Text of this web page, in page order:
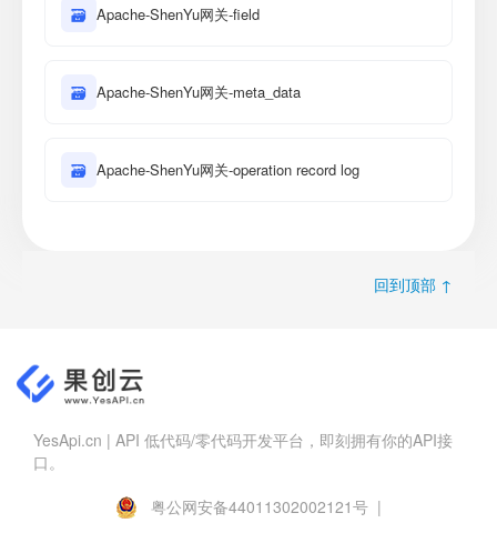
🗃 Apache-ShenYu网关-field
🗃 Apache-ShenYu网关-meta_data
🗃 Apache-ShenYu网关-operation record log
回到顶部 ↑
YesApi.cn | API 低代码/零代码开发平台，即刻拥有你的API接
口。
粤公网安备44011302002121号 |